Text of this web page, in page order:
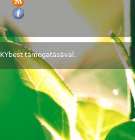
KYbesttámogatásával.